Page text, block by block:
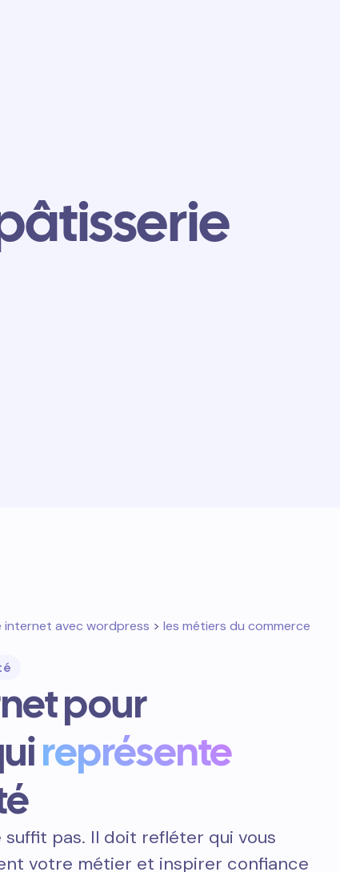
avec wordpress > les métiers du commerce
pour
représente
pas. Il doit refléter qui vous
votre métier et inspirer confiance